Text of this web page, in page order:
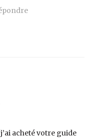
acheté votre guide